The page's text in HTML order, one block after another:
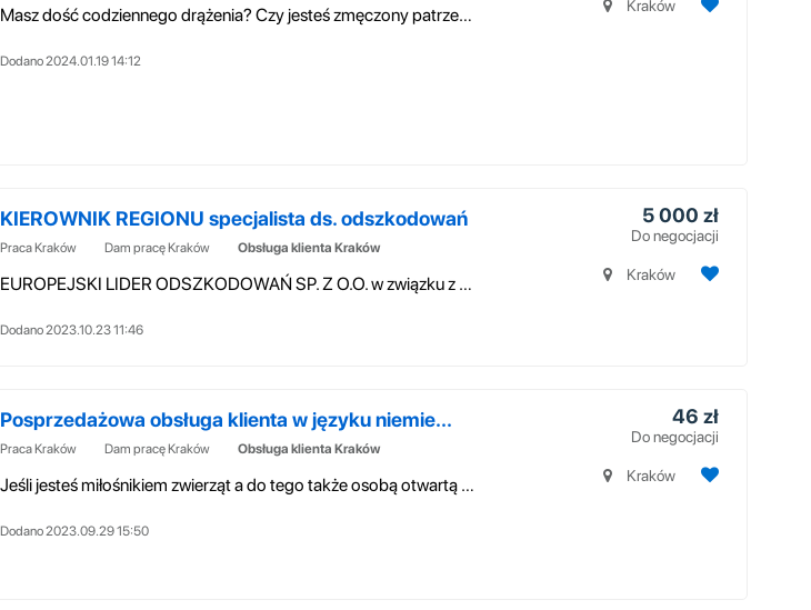
Masz dość codziennego drążenia? Czy jesteś zmęczony patrzeniem, jak inni...
Dodano 2024.01.19 14:12
Kraków
KIEROWNIK REGIONU specjalista ds. odszkodowań
Praca Kraków Dam pracę Kraków Obsługa klienta Kraków
EUROPEJSKI LIDER ODSZKODOWAŃ SP. Z O.O. w związku z dynamicznym rozwoje...
Dodano 2023.10.23 11:46
5 000 zł
Do negocjacji
Kraków
Posprzedażowa obsługa klienta w języku niemie...
Praca Kraków Dam pracę Kraków Obsługa klienta Kraków
Jeśli jesteś miłośnikiem zwierząt a do tego także osobą otwartą na konta...
Dodano 2023.09.29 15:50
46 zł
Do negocjacji
Kraków